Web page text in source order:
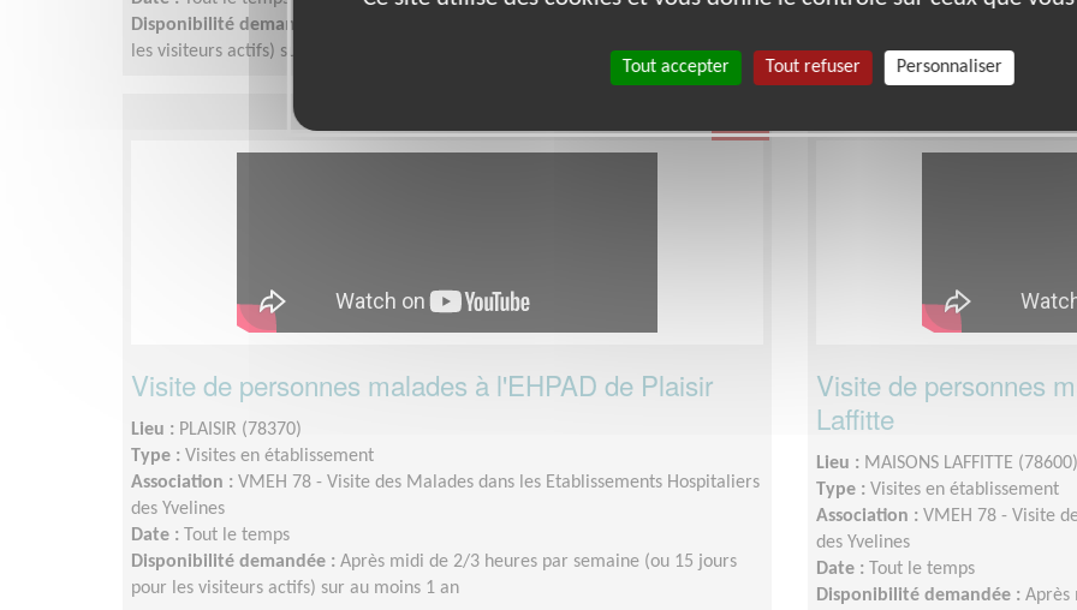
Disponibilité demandée :
les visiteurs actifs) sur au moins 1 an
Visite de personnes malades à l'EHPAD de Plaisir
Lieu : PLAISIR (78370)
Type : Visites en établissement
Association : VMEH 78 - Visite des Malades dans les Etablissements Hospitaliers
des Yvelines
Date : Tout le temps
Disponibilité demandée : Après midi de 2/3 heures par semaine (ou 15 jours
pour les visiteurs actifs) sur au moins 1 an
Visite de personnes
Laffitte
Lieu : MAISONS LAFFITTE (78600)
Type : Visites en établissement
Association : VMEH 78 - Visite
des Yvelines
Date : Tout le temps
Disponibilité demandée : Après
Tout accepter Tout refuser Personnaliser